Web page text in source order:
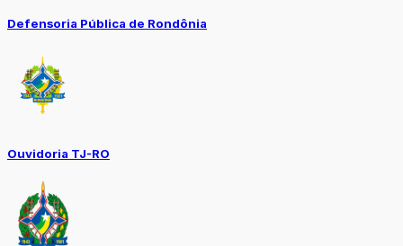
Defensoria Pública de Rondônia
Ouvidoria TJ-RO